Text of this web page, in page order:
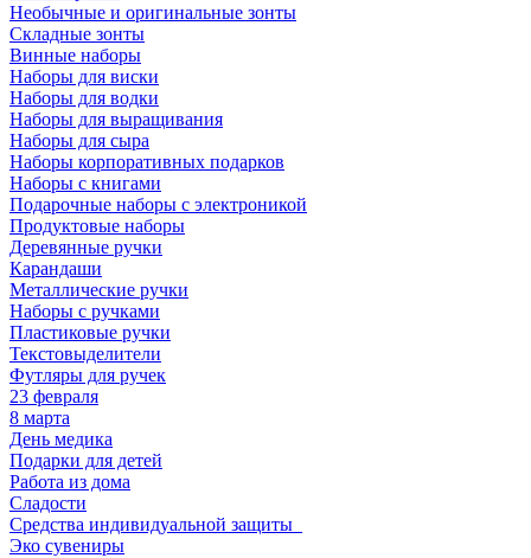
Необычные и оригинальные зонты
Складные зонты
Винные наборы
Наборы для виски
Наборы для водки
Наборы для выращивания
Наборы для сыра
Наборы корпоративных подарков
Наборы с книгами
Подарочные наборы с электроникой
Продуктовые наборы
Деревянные ручки
Карандаши
Металлические ручки
Наборы с ручками
Пластиковые ручки
Текстовыделители
Футляры для ручек
23 февраля
8 марта
День медика
Подарки для детей
Работа из дома
Сладости
Средства индивидуальной защиты_
Эко сувениры